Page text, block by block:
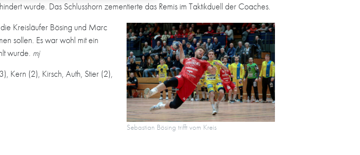
wurde. Das Schlusshorn zementierte das Remis im Taktikduell der Coaches.
Sebastian Bösing trifft vom Kreis
Kreisläufer Bösing und Marc
sollen. Es war wohl mit ein
wurde. mj
Kern (2), Kirsch, Auth, Stier (2),